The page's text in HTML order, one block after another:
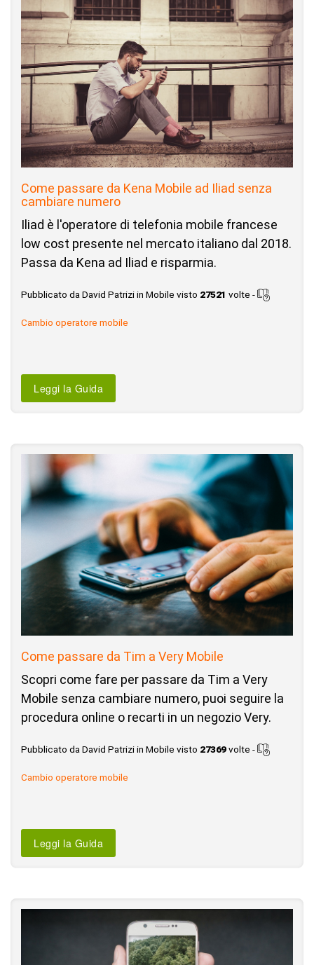
Come passare da Kena Mobile ad Iliad senza
cambiare numero
Iliad è l'operatore di telefonia mobile francese
low cost presente nel mercato italiano dal 2018.
Passa da Kena ad Iliad e risparmia.
Pubblicato da David Patrizi in Mobile visto 27521 volte -
Cambio operatore mobile
Leggi la Guida
Come passare da Tim a Very Mobile
Scopri come fare per passare da Tim a Very
Mobile senza cambiare numero, puoi seguire la
procedura online o recarti in un negozio Very.
Pubblicato da David Patrizi in Mobile visto 27369volte -
Cambio operatore mobile
Leggi la Guida